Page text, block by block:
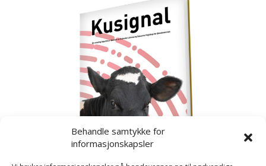
Behandle samtykke for
informasjonskapsler